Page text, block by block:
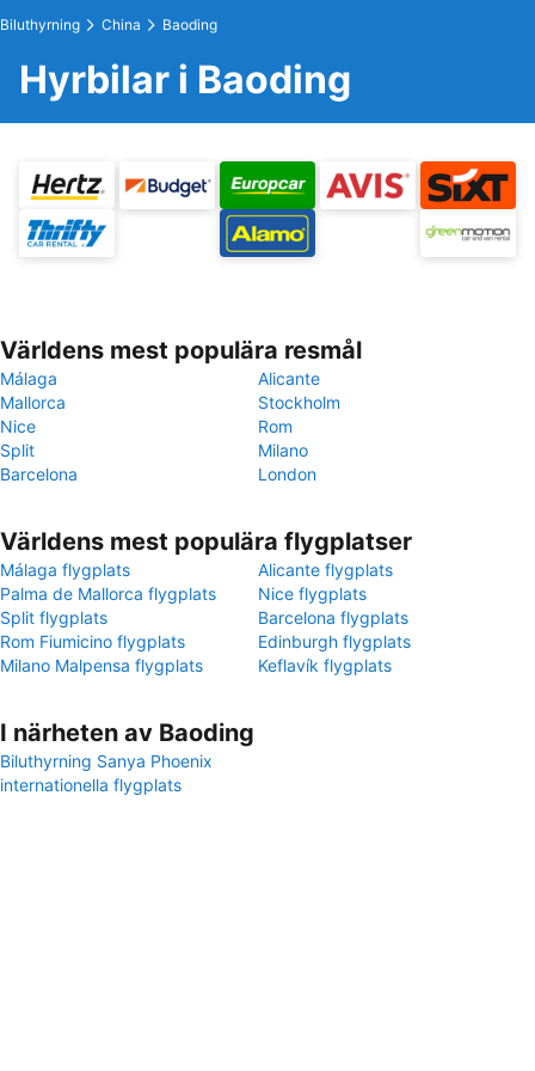
Biluthyrning China Baoding
Hyrbilar i Baoding
Världens mest populära resmål
Málaga
Alicante
Mallorca
Stockholm
Nice
Rom
Split
Milano
Barcelona
London
Världens mest populära flygplatser
Málaga flygplats
Alicante flygplats
Palma de Mallorca flygplats
Nice flygplats
Split flygplats
Barcelona flygplats
Rom Fiumicino flygplats
Edinburgh flygplats
Milano Malpensa flygplats
Keflavík flygplats
I närheten av Baoding
Biluthyrning Sanya Phoenix
internationella flygplats